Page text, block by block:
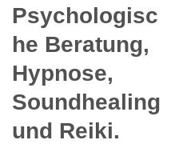
Psychologisc
he Beratung,
Hypnose,
Soundhealing
und Reiki.